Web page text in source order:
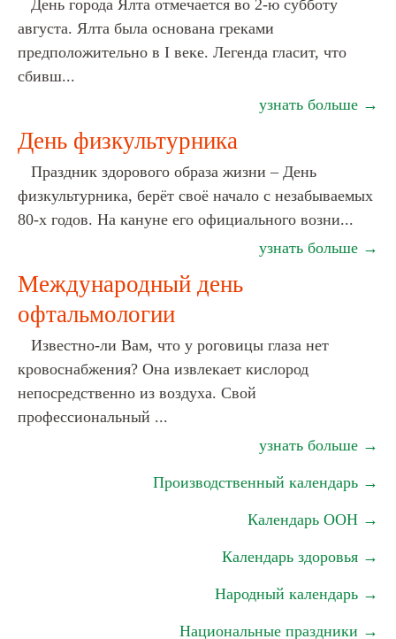
День города Ялта отмечается во 2-ю субботу
августа. Ялта была основана греками
предположительно в I веке. Легенда гласит, что
сбивш...
узнать больше →
День физкультурника
Праздник здорового образа жизни – День
физкультурника, берёт своё начало с незабываемых
80-х годов. На кануне его официального возни...
узнать больше →
Международный день
офтальмологии
Известно-ли Вам, что у роговицы глаза нет
кровоснабжения? Она извлекает кислород
непосредственно из воздуха. Свой
профессиональный ...
узнать больше →
Производственный календарь →
Календарь ООН →
Календарь здоровья →
Народный календарь →
Национальные праздники →